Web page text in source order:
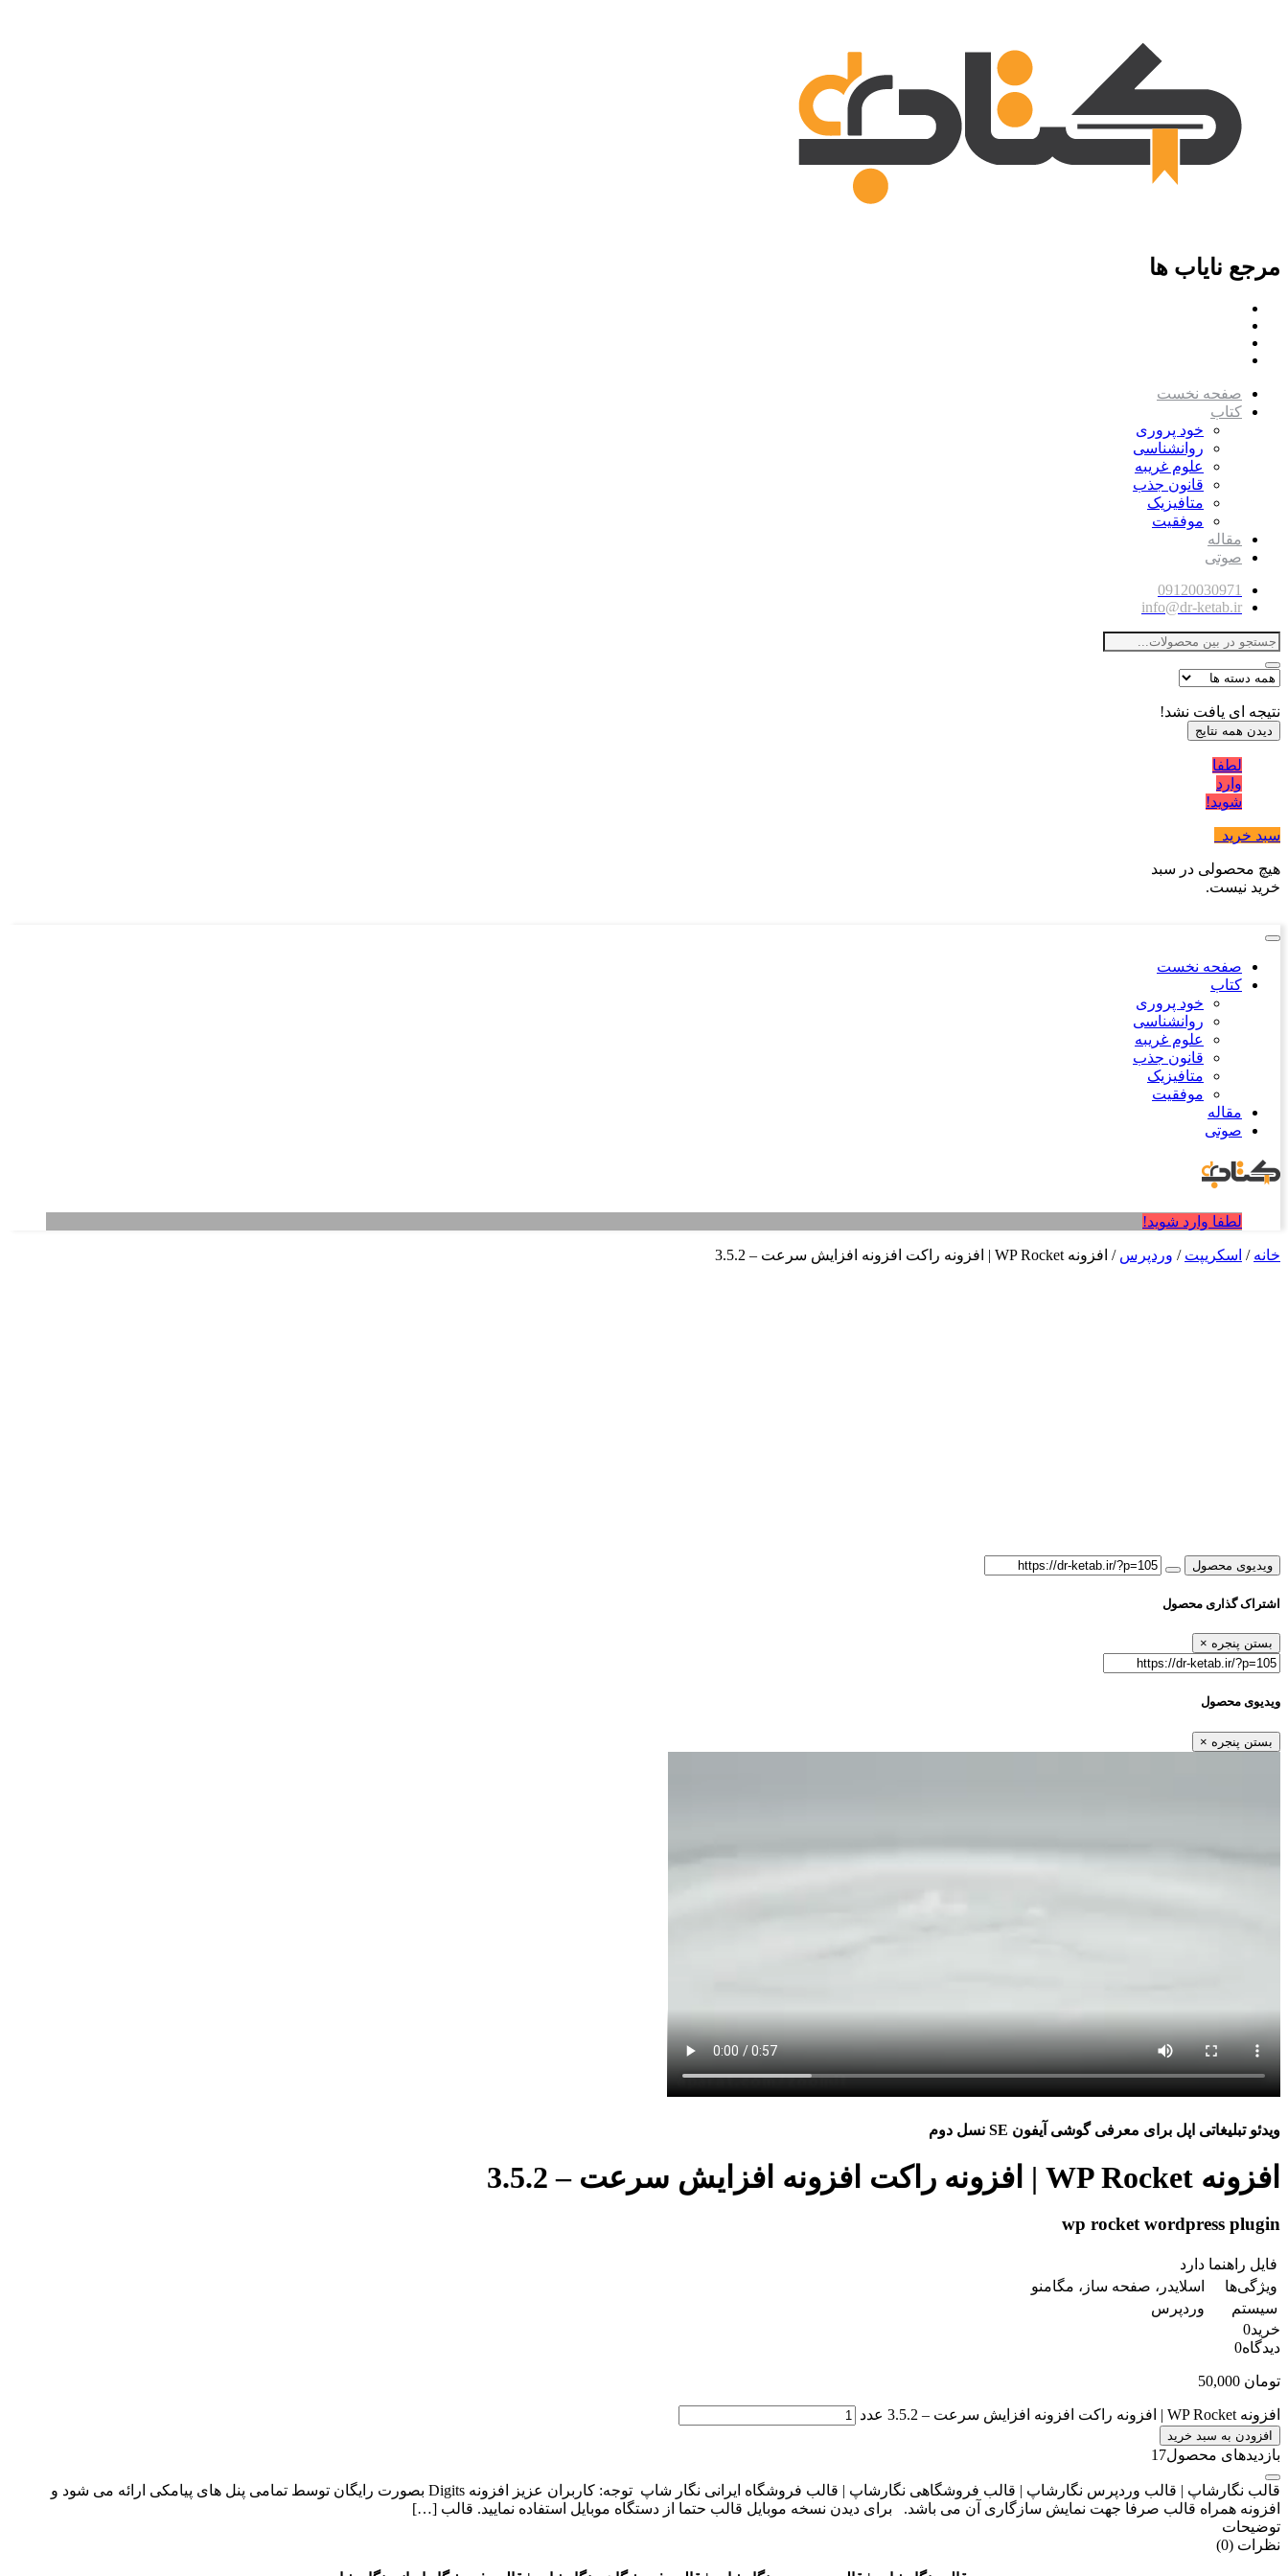
مرجع نایاب ها
صفحه نخست
کتاب
خود پروری
روانشناسی
علوم غریبه
قانون جذب
متافیزیک
موفقیت
مقاله
صوتی
09120030971
info@dr-ketab.ir
نتیجه ای یافت نشد!
دیدن همه نتایج
لطفا
وارد
شوید!
سبد خرید
هیچ محصولی در سبد
خرید نیست.
صفحه نخست
کتاب
خود پروری
روانشناسی
علوم غریبه
قانون جذب
متافیزیک
موفقیت
مقاله
صوتی
لطفا وارد شوید!
خانه / اسکریپت / وردپرس / افزونه WP Rocket | افزونه راکت افزونه افزایش سرعت – 3.5.2
ویدیوی محصول
اشتراک گذاری محصول
بستن پنجره ×
ویدیوی محصول
بستن پنجره ×
ویدئو تبلیغاتی اپل برای معرفی گوشی آیفون SE نسل دوم
افزونه WP Rocket | افزونه راکت افزونه افزایش سرعت – 3.5.2
wp rocket wordpress plugin
فایل راهنما دارد
ویژگی‌ها
اسلایدر، صفحه ساز، مگامنو
سیستم
وردپرس
خرید0
دیدگاه0
تومان
افزونه WP Rocket | افزونه راکت افزونه افزایش سرعت – 3.5.2 عدد
افزودن به سبد خرید
بازدیدهای محصول17
قالب نگارشاپ | قالب وردپرس نگارشاپ | قالب فروشگاهی نگارشاپ | قالب فروشگاه ایرانی نگار شاپ توجه: کاربران عزیز افزونه Digits بصورت رایگان توسط تمامی پنل های پیامکی ارائه می شود و
افزونه همراه قالب صرفا جهت نمایش سازگاری آن می باشد. برای دیدن نسخه موبایل قالب حتما از دستگاه موبایل استفاده نمایید. قالب […]
توضیحات
نظرات (0)